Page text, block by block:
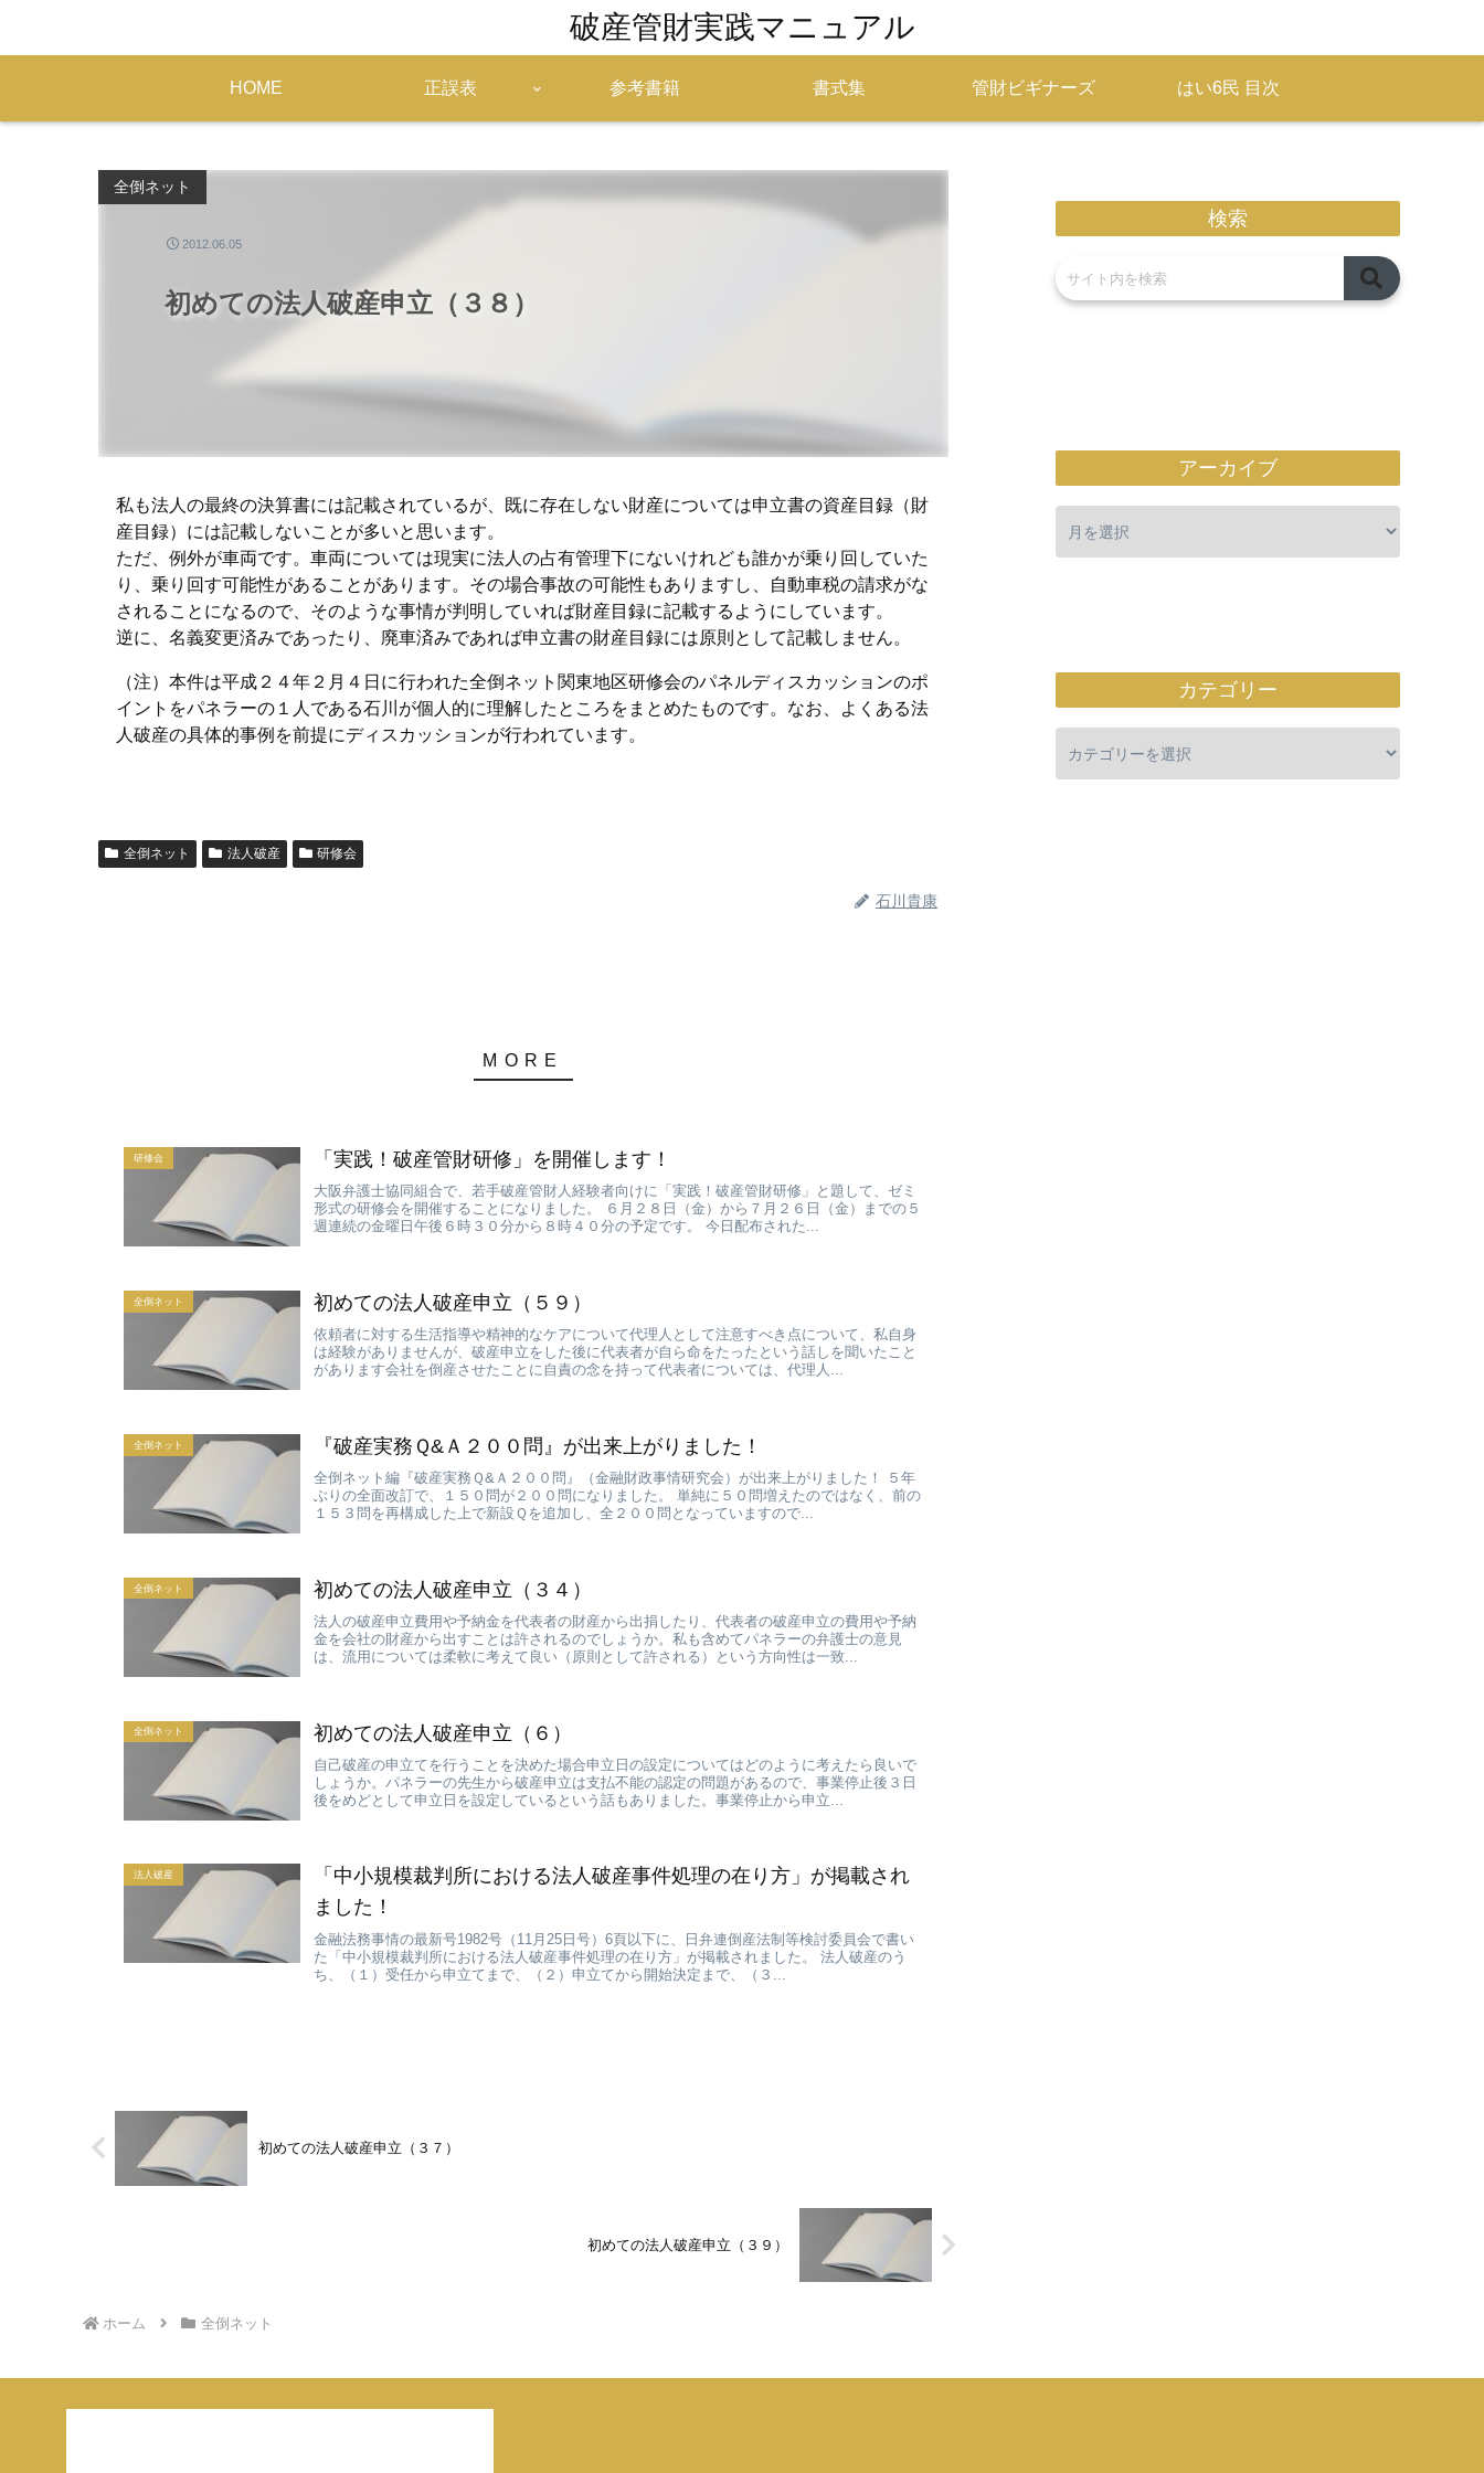
破産管財実践マニュアル
HOME 正誤表 参考書籍 書式集 管財ビギナーズ はい6民 目次
初めての法人破産申立（３８）
全倒ネット
2012.06.05
私も法人の最終の決算書には記載されているが、既に存在しない財産については申立書の資産目録（財
産目録）には記載しないことが多いと思います。
ただ、例外が車両です。車両については現実に法人の占有管理下にないけれども誰かが乗り回していた
り、乗り回す可能性があることがあります。その場合事故の可能性もありますし、自動車税の請求がな
されることになるので、そのような事情が判明していれば財産目録に記載するようにしています。
逆に、名義変更済みであったり、廃車済みであれば申立書の財産目録には原則として記載しません。
（注）本件は平成２４年２月４日に行われた全倒ネット関東地区研修会のパネルディスカッションのポ
イントをパネラーの１人である石川が個人的に理解したところをまとめたものです。なお、よくある法
人破産の具体的事例を前提にディスカッションが行われています。
全倒ネット 法人破産 研修会
石川貴康
研修会 「実践！破産管財研修」を開催します！
大阪弁護士協同組合で、若手破産管財人経験者向けに「実践！破産管財研修」と題して、ゼミ
形式の研修会を開催することになりました。 ６月２８日（金）から７月２６日（金）までの５
週連続の金曜日午後６時３０分から８時４０分の予定です。 今日配布された...
全倒ネット 初めての法人破産申立（５９）
依頼者に対する生活指導や精神的なケアについて代理人として注意すべき点について、私自身
は経験がありませんが、破産申立をした後に代表者が自ら命をたったという話しを聞いたこと
があります会社を倒産させたことに自責の念を持って代表者については、代理人...
全倒ネット 『破産実務Ｑ&Ａ２００問』が出来上がりました！
全倒ネット編『破産実務Ｑ&Ａ２００問』（金融財政事情研究会）が出来上がりました！ ５年
ぶりの全面改訂で、１５０問が２００問になりました。 単純に５０問増えたのではなく、前の
１５３問を再構成した上で新設Ｑを追加し、全２００問となっていますので...
全倒ネット 初めての法人破産申立（３４）
法人の破産申立費用や予納金を代表者の財産から出捐したり、代表者の破産申立の費用や予納
金を会社の財産から出すことは許されるのでしょうか。私も含めてパネラーの弁護士の意見
は、流用については柔軟に考えて良い（原則として許される）という方向性は一致...
全倒ネット 初めての法人破産申立（６）
自己破産の申立てを行うことを決めた場合申立日の設定についてはどのように考えたら良いで
しょうか。パネラーの先生から破産申立は支払不能の認定の問題があるので、事業停止後３日
後をめどとして申立日を設定しているという話もありました。事業停止から申立...
法人破産
「中小規模裁判所における法人破産事件処理の在り方」が掲載され
ました！
金融法務事情の最新号1982号（11月25日号）6頁以下に、日弁連倒産法制等検討委員会で書い
た「中小規模裁判所における法人破産事件処理の在り方」が掲載されました。 法人破産のう
ち、（１）受任から申立てまで、（２）申立てから開始決定まで、（３...
初めての法人破産申立（３７）
初めての法人破産申立（３９）
ホーム 全倒ネット
検索
アーカイブ
カテゴリー